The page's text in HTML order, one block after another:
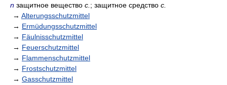
n защитное вещество с. ; защитное средство с.
→ Alterungsschutzmittel
→ Ermüdungsschutzmittel
→ Fäulnisschutzmittel
→ Feuerschutzmittel
→ Flammenschutzmittel
→ Frostschutzmittel
→ Gasschutzmittel